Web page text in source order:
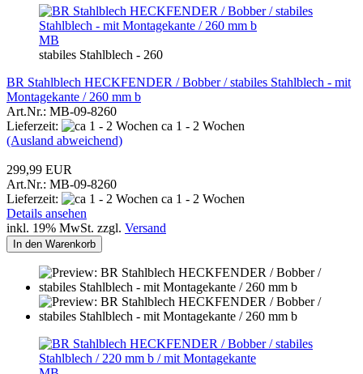
MB
stabiles Stahlblech - 260
BR Stahlblech HECKFENDER / Bobber / stabiles Stahlblech - mit
Montagekante / 260 mm b
Art.Nr.: MB-09-8260
Lieferzeit:
ca 1 - 2 Wochen
(Ausland abweichend)
299,99 EUR
Art.Nr.: MB-09-8260
Lieferzeit:
ca 1 - 2 Wochen
Details ansehen
inkl. 19% MwSt. zzgl. Versand
In den Warenkorb